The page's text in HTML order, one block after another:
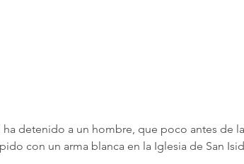
ha detenido a un hombre, que poco antes de
con un arma blanca en la Iglesia de San